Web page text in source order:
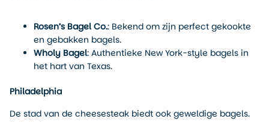
Rosen’s Bagel Co.: Bekend om zijn perfect gekookte
en gebakken bagels.
Wholy Bagel: Authentieke New York-style bagels in
het hart van Texas.
Philadelphia
De stad van de cheesesteak biedt ook geweldige bagels.